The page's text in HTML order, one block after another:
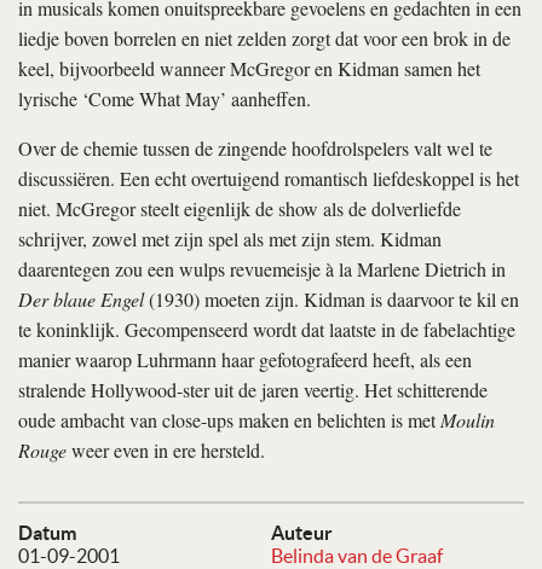
Datum
01-09-2001
Auteur
Belinda van de Graaf
in musicals komen onuitspreekbare gevoelens en gedachten in een
liedje boven borrelen en niet zelden zorgt dat voor een brok in de
keel, bijvoorbeeld wanneer McGregor en Kidman samen het
lyrische ‘Come What May’ aanheffen.
Over de chemie tussen de zingende hoofdrolspelers valt wel te
discussiëren. Een echt overtuigend romantisch liefdeskoppel is het
niet. McGregor steelt eigenlijk de show als de dolverliefde
schrijver, zowel met zijn spel als met zijn stem. Kidman
daarentegen zou een wulps revuemeisje à la Marlene Dietrich in
Der blaue Engel(1930) moeten zijn. Kidman is daarvoor te kil en
te koninklijk. Gecompenseerd wordt dat laatste in de fabelachtige
manier waarop Luhrmann haar gefotografeerd heeft, als een
stralende Hollywood-ster uit de jaren veertig. Het schitterende
oude ambacht van close-ups maken en belichten is metMoulin
Rougeweer even in ere hersteld.